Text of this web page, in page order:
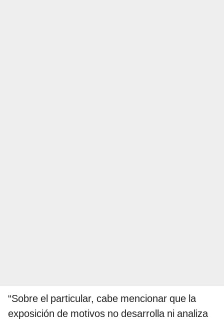
“Sobre el particular, cabe mencionar que la
exposición de motivos no desarrolla ni analiza